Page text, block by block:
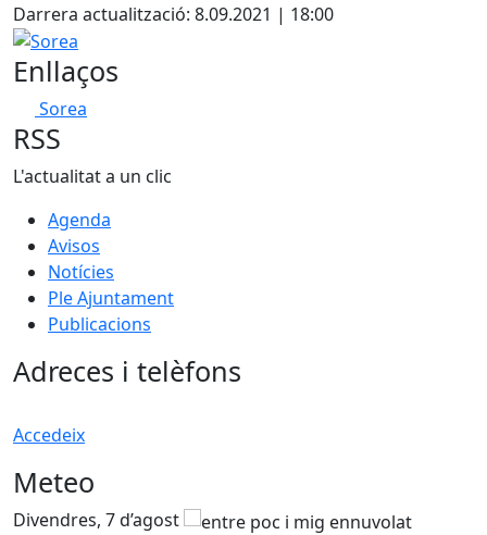
Darrera actualització: 8.09.2021 | 18:00
Sorea
Enllaços
Sorea
RSS
L'actualitat a un clic
Agenda
Avisos
Notícies
Ple Ajuntament
Publicacions
Adreces i telèfons
Accedeix
Meteo
Divendres, 7 d’agost